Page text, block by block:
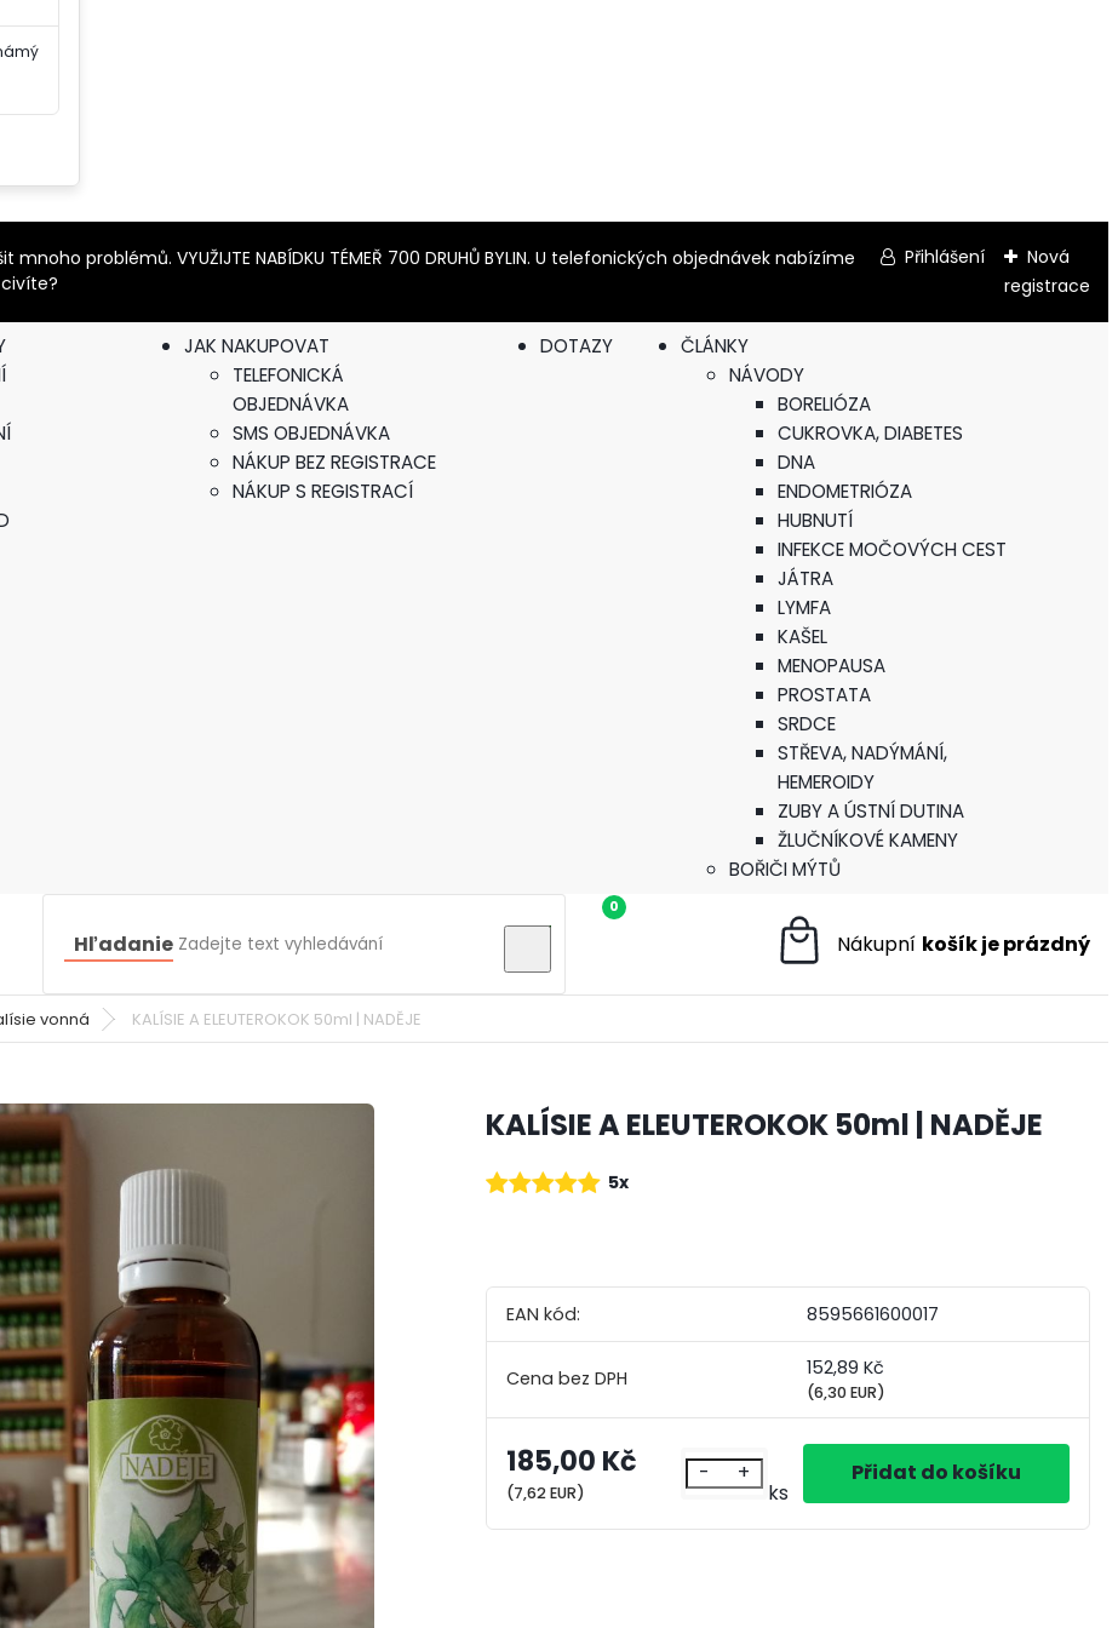
problémů. VYUŽIJTE NABÍDKU TÉMEŘ 700 DRUHŮ BYLIN. U telefonických objednávek nabízíme
Přihlášení
Nová
registrace
JAK NAKUPOVAT
TELEFONICKÁ
OBJEDNÁVKA
SMS OBJEDNÁVKA
NÁKUP BEZ REGISTRACE
NÁKUP S REGISTRACÍ
DOTAZY
ČLÁNKY
NÁVODY
BORELIÓZA
CUKROVKA, DIABETES
DNA
ENDOMETRIÓZA
HUBNUTÍ
INFEKCE MOČOVÝCH CEST
JÁTRA
LYMFA
KAŠEL
MENOPAUSA
PROSTATA
SRDCE
STŘEVA, NADÝMÁNÍ,
HEMEROIDY
ZUBY A ÚSTNÍ DUTINA
ŽLUČNÍKOVÉ KAMENY
BOŘIČI MÝTŮ
Hľadanie
0
vonná KALÍSIE A ELEUTEROKOK 50ml | NADĚJE
KALÍSIE A ELEUTEROKOK 50ml | NADĚJE
5x
EAN kód: 8595661600017
152,89 Kč
(6,30 EUR)
185,00 Kč
(7,62 EUR)
- +
ks